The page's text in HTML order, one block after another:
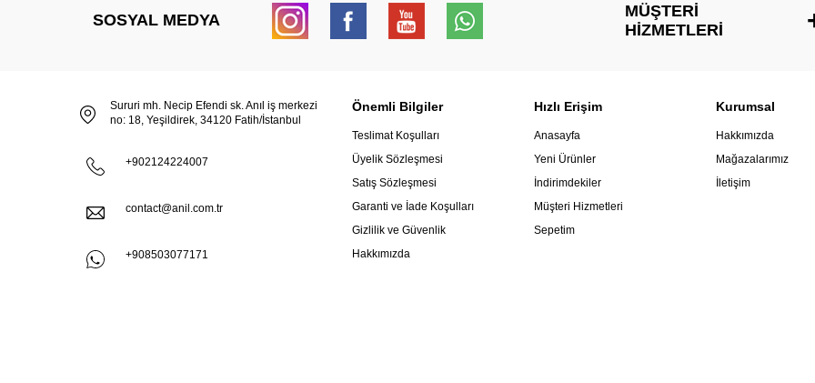
SOSYAL MEDYA
MÜŞTERI
HIZMETLERI
Sururi mh. Necip Efendi sk. Anıl iş merkezi
no: 18, Yeşildirek, 34120 Fatih/İstanbul
+902124224007
contact@anil.com.tr
+908503077171
Önemli Bilgiler
Teslimat Koşulları
Üyelik Sözleşmesi
Satış Sözleşmesi
Garanti ve İade Koşulları
Gizlilik ve Güvenlik
Hakkımızda
Hızlı Erişim
Anasayfa
Yeni Ürünler
İndirimdekiler
Müşteri Hizmetleri
Sepetim
Kurumsal
Hakkımızda
Mağazalarımız
İletişim